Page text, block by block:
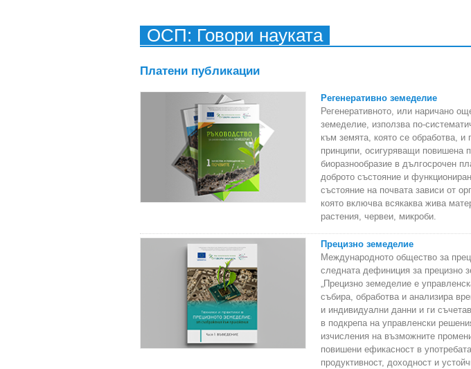
ОСП: Говори науката
Платени публикации
Регенеративно земеделие
Регенеративното, или наричано
земеделие, използва по-
към земята, която се обработва, и
принципи, осигуряващи повишена
биоразнообразие в дългосрочен
доброто състояние и
състояние на почвата зависи от
която включва всякаква жива
растения, червеи, микроби.
Прецизно земеделие
Международното общество за
следната дефиниция за прецизно
„Прецизно земеделие е
събира, обработва и анализира
и индивидуални данни и ги
в подкрепа на управленски
изчисления на възможните
повишени ефикасност в
продуктивност, доходност и